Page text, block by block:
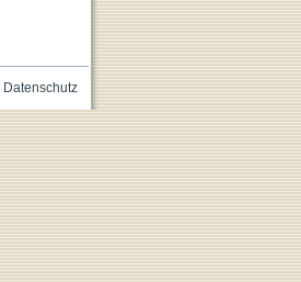
Datenschutz